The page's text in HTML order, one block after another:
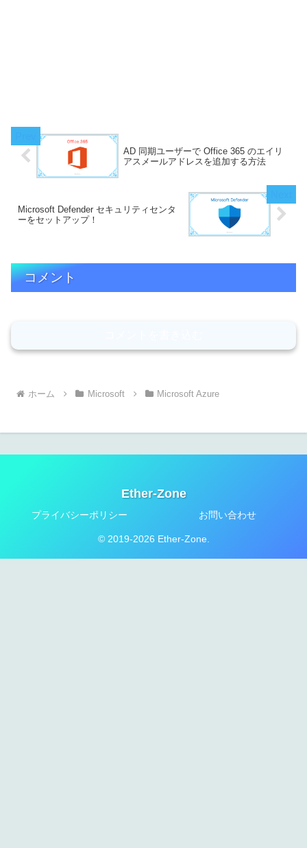
AD 同期ユーザーで Office 365 のエイリ
アスメールアドレスを追加する方法
Microsoft Defender セキュリティセンタ
ーをセットアップ！
コメント
ホーム Microsoft Microsoft Azure
Ether-Zone
プライバシーポリシー お問い合わせ
© 2019-2026 Ether-Zone.